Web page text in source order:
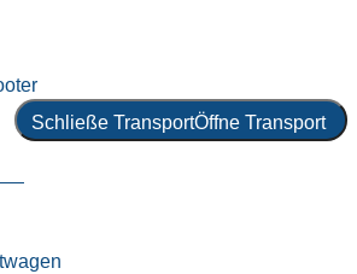
Schließe TransportÖffne Transport